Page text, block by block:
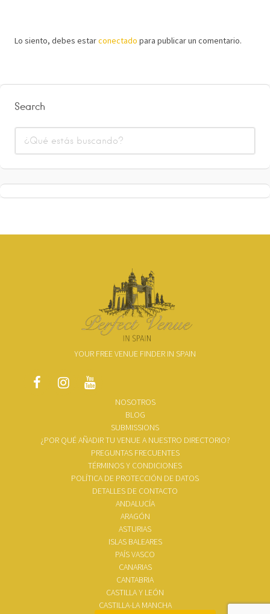
Lo siento, debes estarconectado para publicar un comentario.
Search
YOUR FREE VENUE FINDER IN SPAIN
NOSOTROS
BLOG
SUBMISSIONS
¿POR QUÉ AÑADIR TU VENUE A NUESTRO DIRECTORIO?
PREGUNTAS FRECUENTES
TÉRMINOS Y CONDICIONES
POLÍTICA DE PROTECCIÓN DE DATOS
DETALLES DE CONTACTO
ANDALUCÍA
ARAGÓN
ASTURIAS
ISLAS BALEARES
PAÍS VASCO
CANARIAS
CANTABRIA
CASTILLA Y LEÓN
CASTILLA-LA MANCHA